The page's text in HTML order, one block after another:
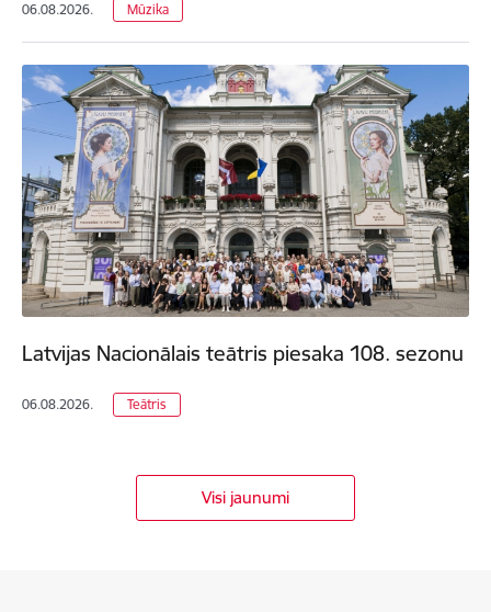
06.08.2026. Mūzika
Latvijas Nacionālais teātris piesaka 108. sezonu
06.08.2026. Teātris
Visi jaunumi